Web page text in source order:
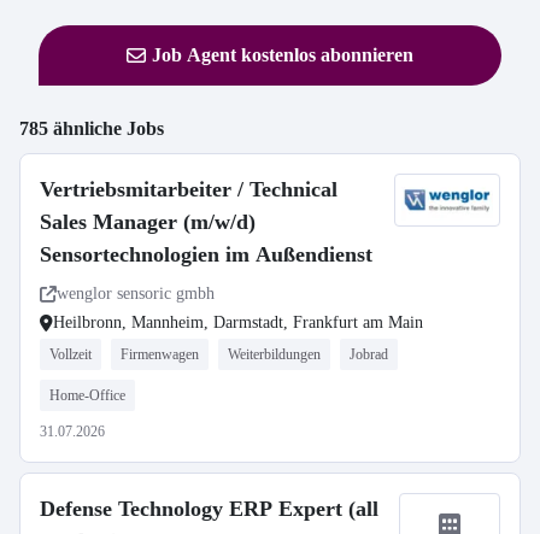
Job Agent kostenlos abonnieren
785 ähnliche Jobs
Vertriebsmitarbeiter / Technical
Sales Manager (m/w/d)
Sensortechnologien im Außendienst
wenglor sensoric gmbh
Heilbronn, Mannheim, Darmstadt, Frankfurt am Main
Vollzeit Firmenwagen Weiterbildungen Jobrad
Home-Office
31.07.2026
Defense Technology ERP Expert (all